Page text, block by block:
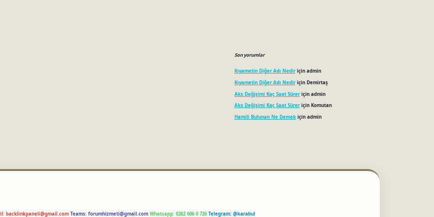
Son yorumlar
Kıyametin Diğer Adı Nediriçin admin
Kıyametin Diğer Adı Nediriçin Demirtaş
Aks Değişimi Kaç Saat Süreriçin admin
Aks Değişimi Kaç Saat Süreriçin Komutan
Hamili Bulunan Ne Demekiçin admin
backlinkpaneli@gmail.com Teams: forumhizmeti@gmail.com Whatsapp: 0262 606 0 726 Telegram: @karabul